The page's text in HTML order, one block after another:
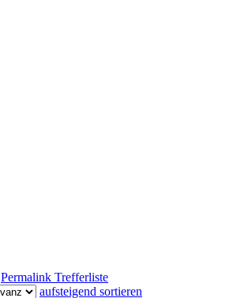
Permalink Trefferliste
aufsteigend sortieren